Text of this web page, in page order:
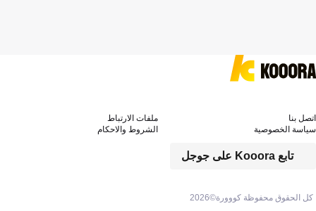
كل الحقوق محفوظة كووورة©2026
تابع Kooora على جوجل
اتصل بنا
ملفات الارتباط
سياسة الخصوصية
الشروط والاحكام